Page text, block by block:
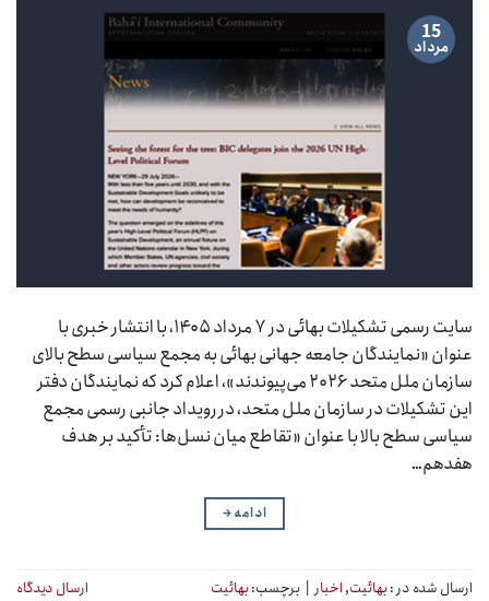
15
مرداد
سایت رسمی تشکیلات بهائی در ۷ مرداد ۱۴۰۵، با انتشار خبری با
عنوان «نمایندگان جامعه جهانی بهائی به مجمع سیاسی سطح بالای
سازمان ملل متحد ۲۰۲۶ می‌پیوندند»، اعلام کرد که نمایندگان دفتر
این تشکیلات در سازمان ملل متحد، در رویداد جانبی رسمی مجمع
سیاسی سطح بالا با عنوان «تقاطع میان نسل‌ها: تأکید بر هدف
هفدهم…
ادامه→
ارسال شده در :بهائیت,اخبار برچسب:بهائیت ارسال دیدگاه